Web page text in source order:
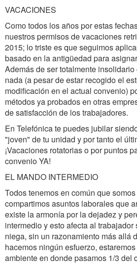
VACACIONES
Como todos los años por estas
nuestros permisos de vacaciones
2015; lo triste es que seguimos
basado en la antigüedad para
Además de ser totalmente
nada (a pesar de estar recogido el
modificación en el actual convenio)
métodos ya probados en otras
de satisfacción de los trabajadores.
En Telefónica te puedes jubilar
"joven" de tu unidad y por tanto el
¡Vacaciones rotatorias o por puntos
convenio YA!
EL MANDO INTERMEDIO
Todos tenemos en común que
compartimos asuntos laborales que
existe la armonía por la dejadez y
intermedio y esto afecta al
niega, sin un razonamiento más allá
hacemos ningún esfuerzo,
ambiente en donde pasamos 1/3 del